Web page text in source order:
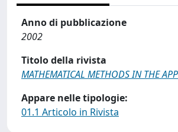
Anno di pubblicazione
2002
Titolo della rivista
MATHEMATICAL METHODS IN THE
Appare nelle tipologie:
01.1 Articolo in Rivista